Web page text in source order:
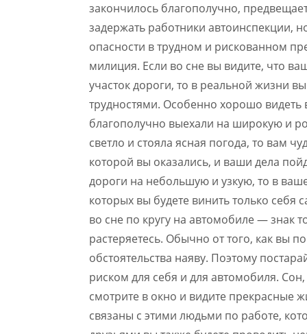
закончилось благополучно,
задержать работники автоинспекции,
опасности в трудном и рискованном
милиция. Если во сне вы видите, что
участок дороги, то в реальной жизни
трудностями. Особенно хорошо
благополучно выехали на широкую и
светло и стояла ясная погода, то вам
которой вы оказались, и ваши дела
дороги на небольшую и узкую, то в
которых вы будете винить только себя
во сне по кругу на автомобиле — знак
растеряетесь. Обычно от того, как вы
обстоятельства наяву. Поэтому
риском для себя и для автомобиля.
смотрите в окно и видите прекрасные
связаны с этими людьми по работе,